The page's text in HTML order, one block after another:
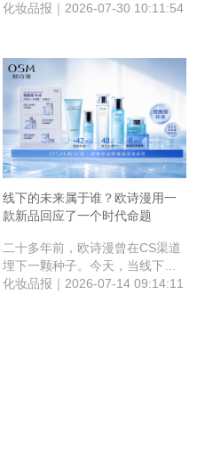
化妆品报｜2026-07-30 10:11:54
​线下的未来属于谁？欧诗漫用一
款新品回应了一个时代命题
二十多年前，欧诗漫曾在CS渠道
埋下一颗种子。今天，当线下价
值被行业重新审视，这颗种子长
化妆品报｜2026-07-14 09:14:11